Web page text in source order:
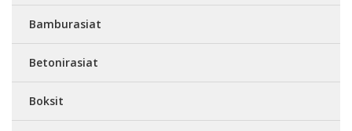
Bamburasiat
Betonirasiat
Boksit